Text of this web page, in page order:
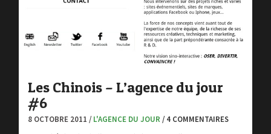
Les Chinois – L’agence du jour
#6
8 OCTOBRE 2011 / L'AGENCE DU JOUR / 4 COMMENTAIRES